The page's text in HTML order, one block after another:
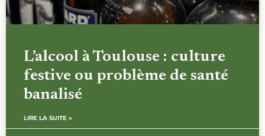
L’alcool à Toulouse : culture
festive ou problème de santé
banalisé
LIRE LA SUITE »